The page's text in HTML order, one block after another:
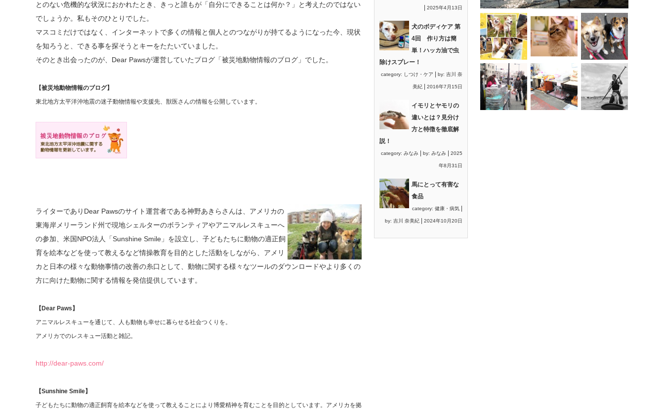
とのない危機的な状況におかれたとき、きっと誰もが「自分にできることは何か？」と考えたのではない
でしょうか。私もそのひとりでした。
マスコミだけではなく、インターネットで多くの情報と個人とのつながりが持てるようになった今、現状
を知ろうと、できる事を探そうとキーをたたいていました。
そのとき出会ったのが、Dear Pawsが運営していたブログ「被災地動物情報のブログ」でした。
【被災地動物情報のブログ】
東北地方太平洋沖地震の迷子動物情報や支援先、獣医さんの情報を公開しています。
ライターでありDear Pawsのサイト運営者である神野あきらさんは、アメリカの
東海岸メリーランド州で現地シェルターのボランティアやアニマルレスキューへ
の参加、米国NPO法人「Sunshine Smile」を設立し、子どもたちに動物の適正飼
育を絵本などを使って教えるなど情操教育を目的とした活動をしながら、アメリ
カと日本の様々な動物事情の改善の糸口として、動物に関する様々なツールのダウンロードやより多くの
方に向けた動物に関する情報を発信提供しています。
【Dear Paws】
アニマルレスキューを通じて、人も動物も幸せに暮らせる社会つくりを。
アメリカでのレスキュー活動と雑記。
http://dear-paws.com/
【Sunshine Smile】
子どもたちに動物の適正飼育を絵本などを使って教えることにより博愛精神を育むことを目的としています。アメリカを拠
2025年4月13日
犬のボディケア 第
4回 作り方は簡
単！ハッカ油で虫
除けスプレー！
category: しつけ・ケア by: 吉川 奈
美紀 2016年7月15日
イモリとヤモリの
違いとは？見分け
方と特徴を徹底解
説！
category: みなみ by: みなみ 2025
年8月31日
馬にとって有害な
食品
category: 健康・病気
by: 吉川 奈美紀 2024年10月20日